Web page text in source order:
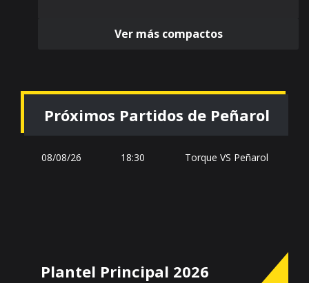
Ver más compactos
Próximos Partidos de Peñarol
08/08/26 18:30 Torque VS Peñarol
Plantel Principal 2026